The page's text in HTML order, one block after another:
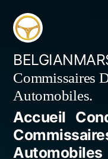
Aller
contenu
Commissaires
Automobiles.
Accueil
Automobiles